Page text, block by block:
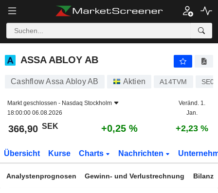
ASSA ABLOY AB
ASSA ABLOY AB
Cashflow Assa Abloy AB Aktien A14TVM
Markt geschlossen - Nasdaq Stockholm
18:00:00 06.08.2026
Veränd. 1.
Jan.
366,90 SEK +0,25 % +2,23 %
Übersicht Kurse Charts Nachrichten
Analystenprognosen Gewinn- und Verlustrechnung Bilanz